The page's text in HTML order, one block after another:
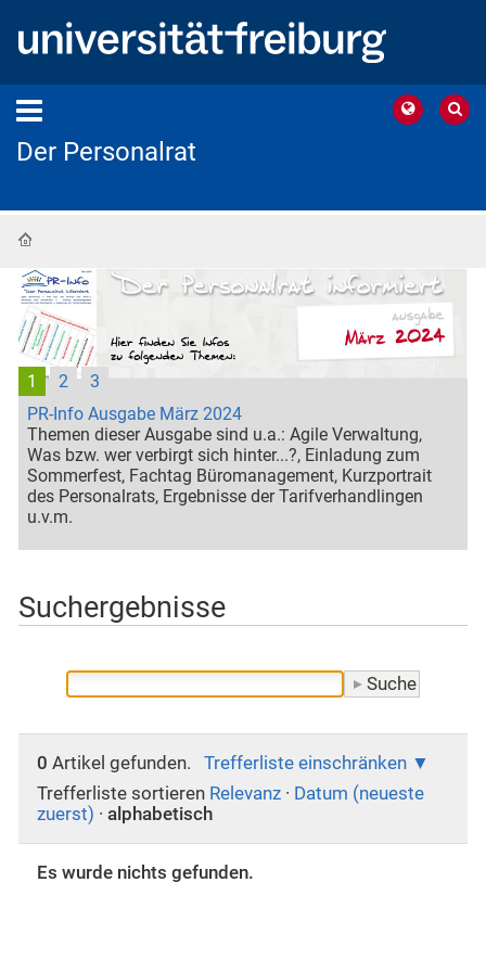
Der Personalrat
PR-Info Ausgabe März 2024
Themen dieser Ausgabe sind u.a.: Agile Verwaltung,
Was bzw. wer verbirgt sich hinter...?, Einladung zum
Sommerfest, Fachtag Büromanagement, Kurzportrait
des Personalrats, Ergebnisse der Tarifverhandlingen
u.v.m.
1 2 3
Suchergebnisse
0 Artikel gefunden.
Trefferliste einschränken
Trefferliste sortieren Relevanz · Datum (neueste
zuerst) · alphabetisch
Es wurde nichts gefunden.